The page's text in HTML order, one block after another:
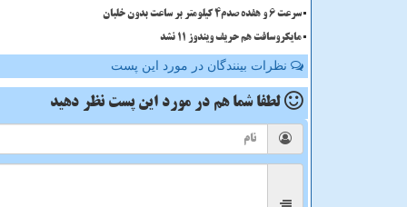
سرعت 6 و هفده صدم4 کیلومتر بر ساعت بدون خلبان
مایکروسافت هم حریف ویندوز 11 نشد
نظرات بینندگان در مورد این پست
لطفا شما هم در مورد این پست نظر دهید